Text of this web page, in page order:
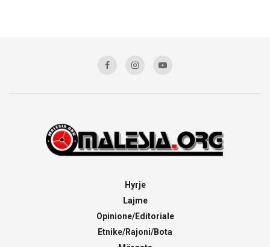
Hyrje
Lajme
Opinione/Editoriale
Etnike/Rajoni/Bota